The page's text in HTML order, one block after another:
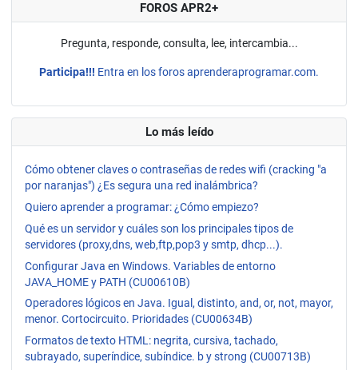
FOROS APR2+
Pregunta, responde, consulta, lee, intercambia...
Participa!!! Entra en los foros aprenderaprogramar.com.
Lo más leído
Cómo obtener claves o contraseñas de redes wifi (cracking "a
por naranjas") ¿Es segura una red inalámbrica?
Quiero aprender a programar: ¿Cómo empiezo?
Qué es un servidor y cuáles son los principales tipos de
servidores (proxy,dns, web,ftp,pop3 y smtp, dhcp...).
Configurar Java en Windows. Variables de entorno
JAVA_HOME y PATH (CU00610B)
Operadores lógicos en Java. Igual, distinto, and, or, not, mayor,
menor. Cortocircuito. Prioridades (CU00634B)
Formatos de texto HTML: negrita, cursiva, tachado,
subrayado, superíndice, subíndice. b y strong (CU00713B)